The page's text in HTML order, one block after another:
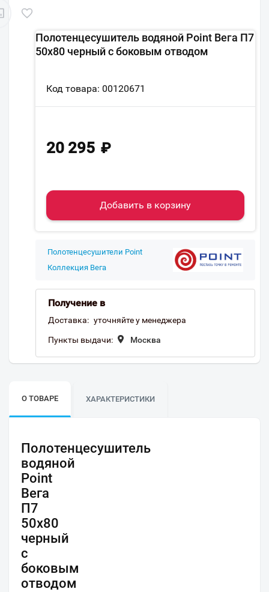
Полотенцесушитель водяной Point Вега П7
50x80 черный с боковым отводом
Код товара: 00120671
20 295 ₽
Добавить в корзину
Полотенцесушители Point
Коллекция Вега
Получение в
Доставка: уточняйте у менеджера
Пункты выдачи: Москва
О ТОВАРЕ ХАРАКТЕРИСТИКИ
Полотенцесушитель
водяной
Point
Вега
П7
50x80
черный
с
боковым
отводом